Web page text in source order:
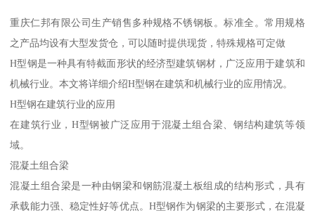
重庆仁邦有限公司生产销售多种规格不锈钢板。标准全。常用规格
之产品均设有大型发货仓，可以随时提供现货，特殊规格可定做
H型钢是一种具有特截面形状的经济型建筑钢材，广泛应用于建筑和
机械行业。本文将详细介绍H型钢在建筑和机械行业的应用情况。
H型钢在建筑行业的应用
在建筑行业，H型钢被广泛应用于混凝土组合梁、钢结构建筑等领
域。
混凝土组合梁
混凝土组合梁是一种由钢梁和钢筋混凝土板组成的结构形式，具有
承载能力强、稳定性好等优点。H型钢作为钢梁的主要形式，在混凝